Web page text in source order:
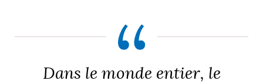
Dans le monde entier, le